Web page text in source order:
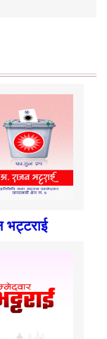
भट्टराई